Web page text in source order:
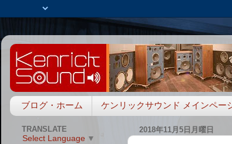
ブログ・ホーム ケンリックサウンド メインペー
2018年11月5日月曜日
TRANSLATE
Select Language ▼